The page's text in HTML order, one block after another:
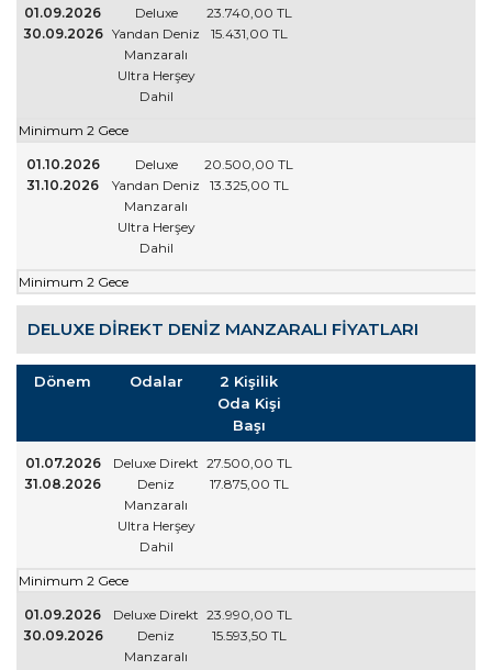
01.09.2026
30.09.2026
Deluxe
Yandan Deniz
Manzaralı
Ultra Herşey
Dahil
23.740 ,00 TL
15.431 ,00 TL
Minimum 2 Gece
01.10.2026
31.10.2026
Deluxe
Yandan Deniz
Manzaralı
Ultra Herşey
Dahil
20.500 ,00 TL
13.325,00 TL
Minimum 2 Gece
DELUXE DIREKT DENIZ MANZARALI FIYATLARI
Dönem Odalar
2 Kişilik
Oda Kişi
Başı
01.07.2026
31.08.2026
Deluxe Direkt
Deniz
Manzaralı
Ultra Herşey
Dahil
27.500 ,00 TL
17.875,00 TL
Minimum 2 Gece
01.09.2026
30.09.2026
Deluxe Direkt
Deniz
Manzaralı
23.990 ,00 TL
15.593 ,50 TL